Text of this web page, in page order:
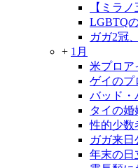
【ミラ
LGBTQ
ガガ2冠
+ 1月
米プロア
ゲイのプ
バッド・
タイの婚
性的少数
ガガ来
年末の日